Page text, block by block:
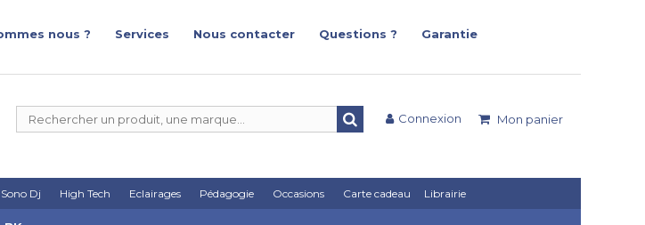
nous ? Services Nous contacter Questions ?
Garantie
Mon panier
Connexion
Sono Dj High Tech Eclairages Pédagogie Occasions Carte cadeau Librairie